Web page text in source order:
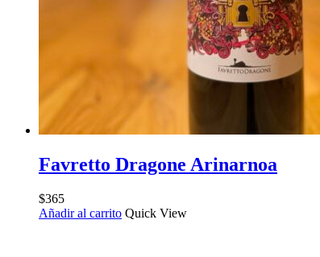
Favretto Dragone Arinarnoa
$365
Añadir al carrito Quick View